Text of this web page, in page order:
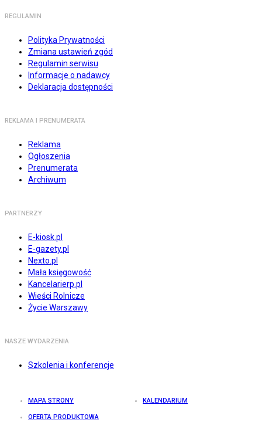
REGULAMIN
Polityka Prywatności
Zmiana ustawień zgód
Regulamin serwisu
Informacje o nadawcy
Deklaracja dostępności
REKLAMA I PRENUMERATA
Reklama
Ogłoszenia
Prenumerata
Archiwum
PARTNERZY
E-kiosk.pl
E-gazety.pl
Nexto.pl
Mała księgowość
Kancelarierp.pl
Wieści Rolnicze
Życie Warszawy
NASZE WYDARZENIA
Szkolenia i konferencje
MAPA STRONY KALENDARIUM
OFERTA PRODUKTOWA